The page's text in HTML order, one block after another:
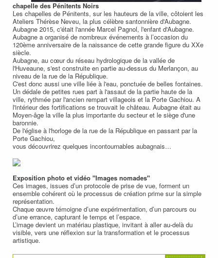
chapelle des Pénitents Noirs
Les chapelles de Pénitents, sur les hauteurs de la ville, côtoient les
Ateliers Thérèse Neveu, la plus célèbre santonnière d'Aubagne.
Aubagne 2015, c'était l'année Marcel Pagnol, l'enfant d'Aubagne.
Aubagne a organisé de nombreux événements à l’occasion du
120ème anniversaire de la naissance de cette grande figure du XXe
siècle.
Aubagne, au cœur du réseau hydrologique de la vallée de
l'Huveaune, s'est construite en partie au-dessus du Merlançon, au
niveau de la rue de la République.
C'est donc aussi une ville liée à l'eau, ponctuée de belles fontaines.
Un dédale de petites rues part à l'assaut de la partie haute de la
ville, rythmée par l'ancien rempart villageois et la Porte Gachiou. A
l'intérieur des fortifications se trouvait le château. Aubagne était au
Moyen-âge la ville la plus importante du secteur et le siège d'une
baronnie.
De l'église à l'horloge de la rue de la République en passant par la
Porte Gachiou,
vous découvrirez quelques incontournables aubagnais…
Exposition photo et vidéo "Images nomades"
Ces images, issues d’un protocole de prise de vue, forment un
ensemble cohérent où le processus de création prime sur la simple
représentation.
Chaque œuvre témoigne d’une expérimentation, d’un parcours ou
d’une errance, capturant le temps et l’espace.
L’image devient un matériau plastique, invitant à aller au-delà du
visible, vers une réflexion sur la transformation et le processus
artistique.